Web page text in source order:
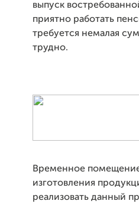
выпуск
приятно работать
требуется немалая
трудно.
Временное
изготовления
реализовать данный